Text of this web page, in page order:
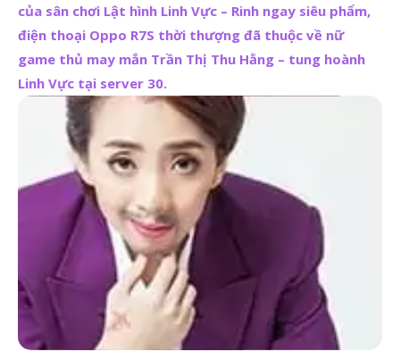
của sân chơi Lật hình Linh Vực – Rinh ngay siêu phẩm,
điện thoại Oppo R7S thời thượng đã thuộc về nữ
game thủ may mắn Trần Thị Thu Hằng – tung hoành
Linh Vực tại server 30.